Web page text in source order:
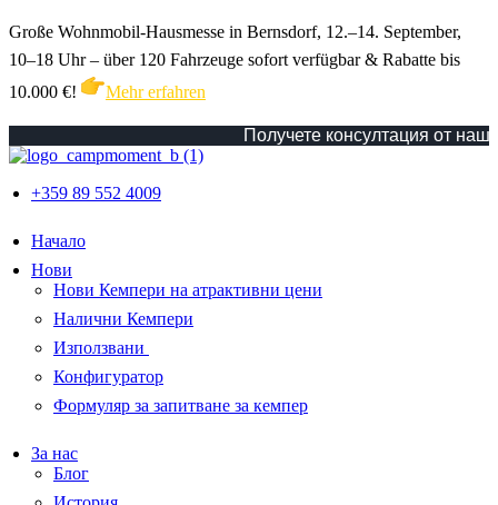
Große Wohnmobil-Hausmesse in Bernsdorf, 12.–14. September,
10–18 Uhr – über 120 Fahrzeuge sofort verfügbar & Rabatte bis
10.000 €!
Mehr erfahren
Получете консултация от наш
+359 89 552 4009
Начало
Нови
Нови Кемпери на атрактивни цени
Налични Кемпери
Използвани
Конфигуратор
Формуляр за запитване за кемпер
За нас
Блог